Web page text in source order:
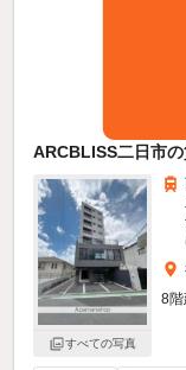
ARCBLISS二日市
すべての写真
8階